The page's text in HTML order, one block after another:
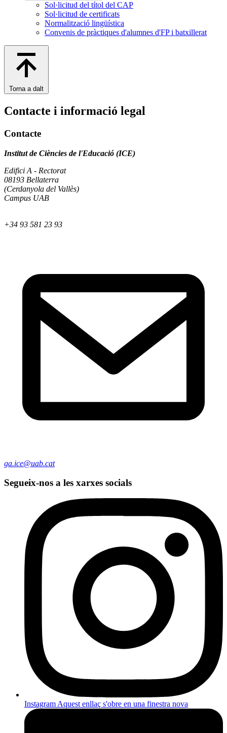
Sol·licitud del títol del CAP
Sol·licitud de certificats
Normalització lingüística
Convenis de pràctiques d'alumnes d'FP i batxillerat
Torna a dalt
Contacte i informació legal
Contacte
Institut de Ciències de l'Educació (ICE)
Edifici A - Rectorat
08193 Bellaterra
(Cerdanyola del Vallès)
Campus UAB
+34 93 581 23 93
ga.ice@uab.cat
Segueix-nos a les xarxes socials
Instagram Aquest enllaç s'obre en una finestra nova